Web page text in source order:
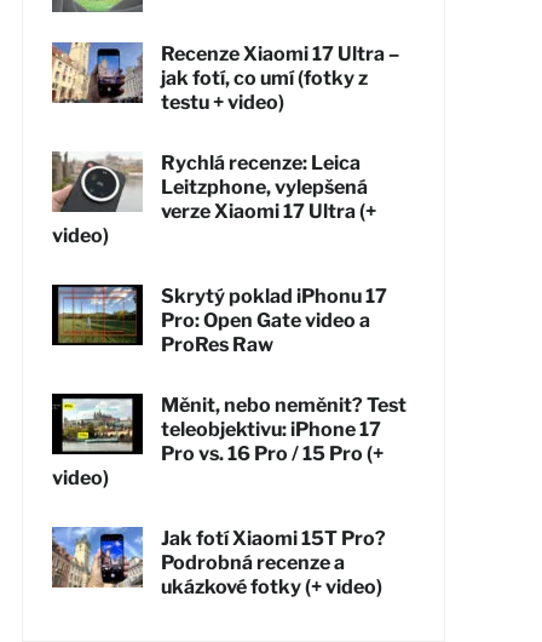
Recenze Xiaomi 17 Ultra –
jak fotí, co umí (fotky z
testu + video)
Rychlá recenze: Leica
Leitzphone, vylepšená
verze Xiaomi 17 Ultra (+
video)
Skrytý poklad iPhonu 17
Pro: Open Gate video a
ProRes Raw
Měnit, nebo neměnit? Test
teleobjektivu: iPhone 17
Pro vs. 16 Pro / 15 Pro (+
video)
Jak fotí Xiaomi 15T Pro?
Podrobná recenze a
ukázkové fotky (+ video)